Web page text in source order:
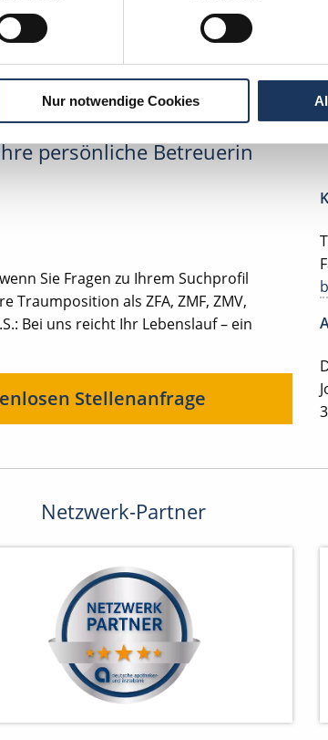
Nur notwendige Cookies
Stellenangebot als Markdown (CC BY 4.0)
persönliche Betreuerin
Sie Fragen zu Ihrem Suchprofil
Traumposition als ZFA, ZMF, ZMV,
Bei uns reicht Ihr Lebenslauf – ein
Stellenanfrage
Netzwerk-Partner